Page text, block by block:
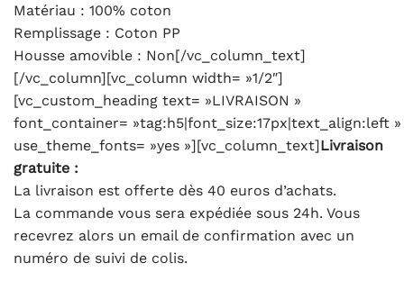
Matériau : 100% coton
Remplissage : Coton PP
Housse amovible : Non[/vc_column_text]
[/vc_column][vc_column width= »1/2″]
[vc_custom_heading text= »LIVRAISON »
font_container= »tag:h5|font_size:17px|text_align:left »
use_theme_fonts= »yes »][vc_column_text]Livraison
gratuite :
La livraison est offerte dès 40 euros d’achats.
La commande vous sera expédiée sous 24h. Vous
recevrez alors un email de confirmation avec un
numéro de suivi de colis.